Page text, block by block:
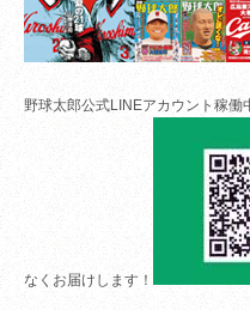
野球太郎公式LINEアカウント稼働
なくお届けします！